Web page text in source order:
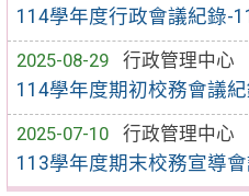
114學年度行政會議紀錄-
2025-08-29
行政管理中心
114學年度期初校務會議
2025-07-10
行政管理中心
113學年度期末校務宣導